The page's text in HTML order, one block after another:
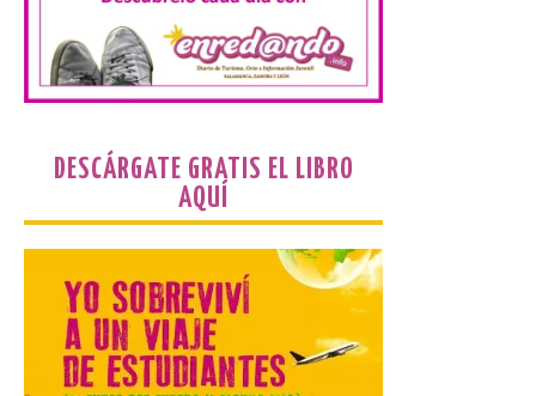
La Comarca de las Cinco
Villas, un lugar ideal para
ver el eclipse solar
El próximo 12 de agosto
se producirá el fenómeno
natural excepcional que
podrá verse en muchos
puntos de la comarca,
pero hay que recordar que la observación
debe hacerse siguiendo las pautas de
seguridad recomendadas. La Comarca de
Cinco Villas […]
DESCÁRGATE GRATIS EL LIBRO
AQUÍ